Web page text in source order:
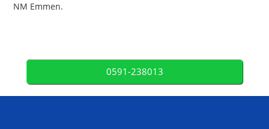
NM Emmen.
0591-238013